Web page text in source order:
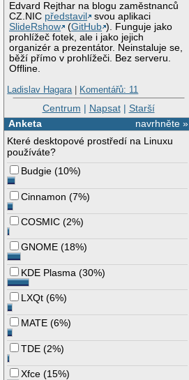
Edvard Rejthar na blogu zaměstnanců
CZ.NIC představil
svou aplikaci
SlideRshow
(GitHub ). Funguje jako
prohlížeč fotek, ale i jako jejich
organizér a prezentátor. Neinstaluje se,
běží přímo v prohlížeči. Bez serveru.
Offline.
Ladislav Hagara| Komentářů: 11
Centrum | Napsat| Starší
navrhněte »
Anketa
Které desktopové prostředí na Linuxu
používáte?
Budgie (10%)
Cinnamon (7%)
COSMIC (2%)
GNOME (18%)
KDE Plasma (30%)
LXQt (6%)
MATE (6%)
TDE (2%)
Xfce (15%)